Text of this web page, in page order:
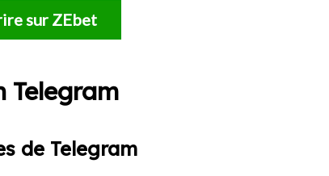
sur ZEbet
Telegram
de Telegram